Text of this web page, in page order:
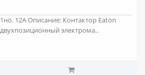
12А Описание: Контактор Eaton
электрома..